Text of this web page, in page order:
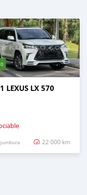
LEXUS LX 570
22 000 km